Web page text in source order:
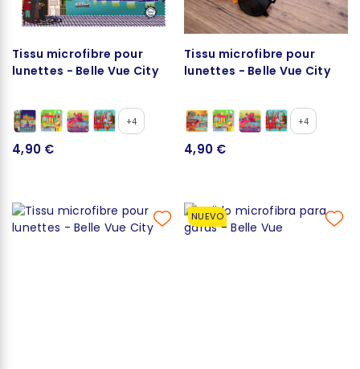
Tissu microfibre pour
lunettes - Belle Vue City
+4
4,90 €
Tissu microfibre pour
lunettes - Belle Vue City
+4
4,90 €
NUEVO